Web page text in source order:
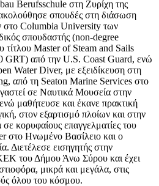
Berufsschule στη Ζυρίχη της
σπουδές στη διάσωση
στο Columbia University των
σπουδαστής (non-degree
τίτλου Master of Steam and Sails
GRT) από την U.S. Coast Guard, ενώ
Water Diver, με εξειδίκευση στη
από τη Seaton Marine Services στο
σε Nαυτικά Mουσεία στην
μαθήτευσε και έκανε πρακτική
στον εξαρτισμό πλοίων και στην
κορυφαίους επαγγελματίες του
στο Ηνωμένο Βασίλειο και ο
Διετέλεσε εισηγητής στην
του Δήμου Άνω Σύρου και έχει
μικρά και μεγάλα, στις
όλου του κόσμου.